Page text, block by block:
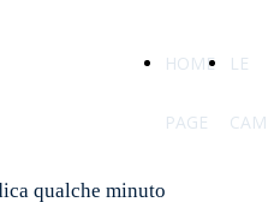
HOME
PAGE
LE
qualche minuto